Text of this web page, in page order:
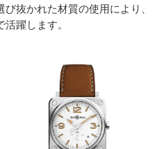
抜かれた材質の使用により、
躍します。